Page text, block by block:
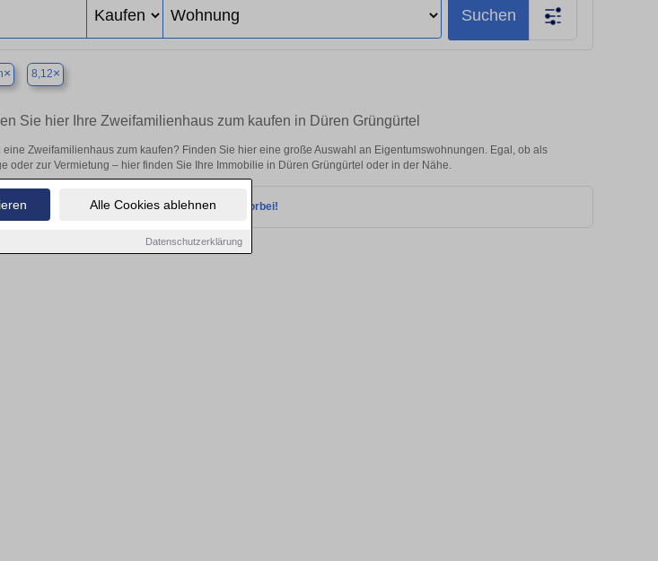
Alle Cookies ablehnen
Datenschutzerklärung
Suchen
× 8,12×
Sie hier Ihre Zweifamilienhaus zum kaufen in Düren Grüngürtel
Zweifamilienhaus zum kaufen? Finden Sie hier eine große Auswahl an Eigentumswohnungen. Egal, ob als
oder zur Vermietung – hier finden Sie Ihre Immobilie in Düren Grüngürtel oder in der Nähe.
Objekte finden. Schauen Sie bald wieder vorbei!